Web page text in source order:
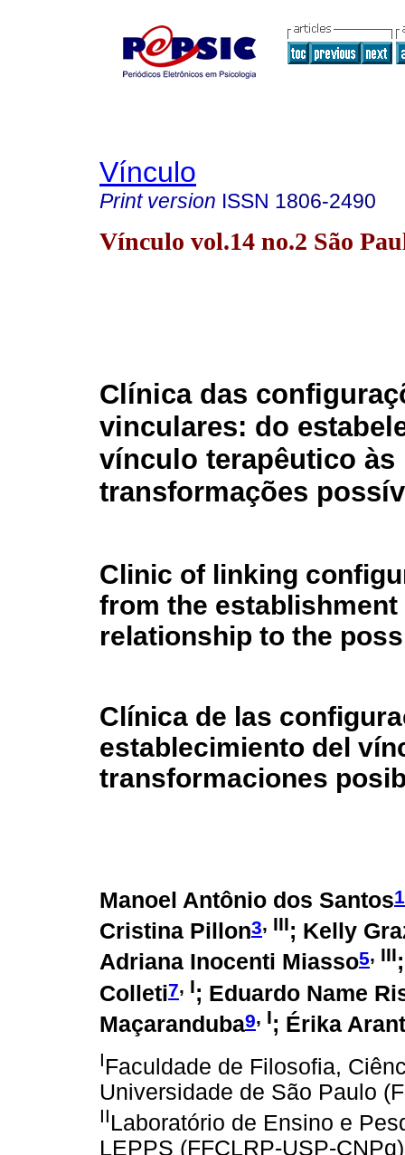
Vínculo
Print version ISSN 1806-2490
Vínculo vol.14 no.2 São
Clínica das
vinculares: do
vínculo terapêutico às
transformações
Clinic of linking
from the
relationship to the
Clínica de las
establecimiento del
transformaciones
Manoel Antônio dos Santos1
Cristina Pillon3, III; Kelly
Adriana Inocenti Miasso5, III
Colleti7, I; Eduardo Name
Maçaranduba9, I; Érika
IFaculdade de Filosofia,
Universidade de São Paulo
IILaboratório de Ensino e
LEPPS (FFCLRP-USP-CNPq)